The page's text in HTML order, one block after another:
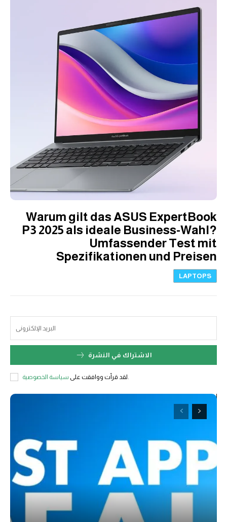
Warum gilt das ASUS ExpertBook
P3 2025 als ideale Business-Wahl?
Umfassender Test mit
Spezifikationen und Preisen
LAPTOPS
الاشتراك في النشرة
لقد قرأت ووافقت على سياسة الخصوصية